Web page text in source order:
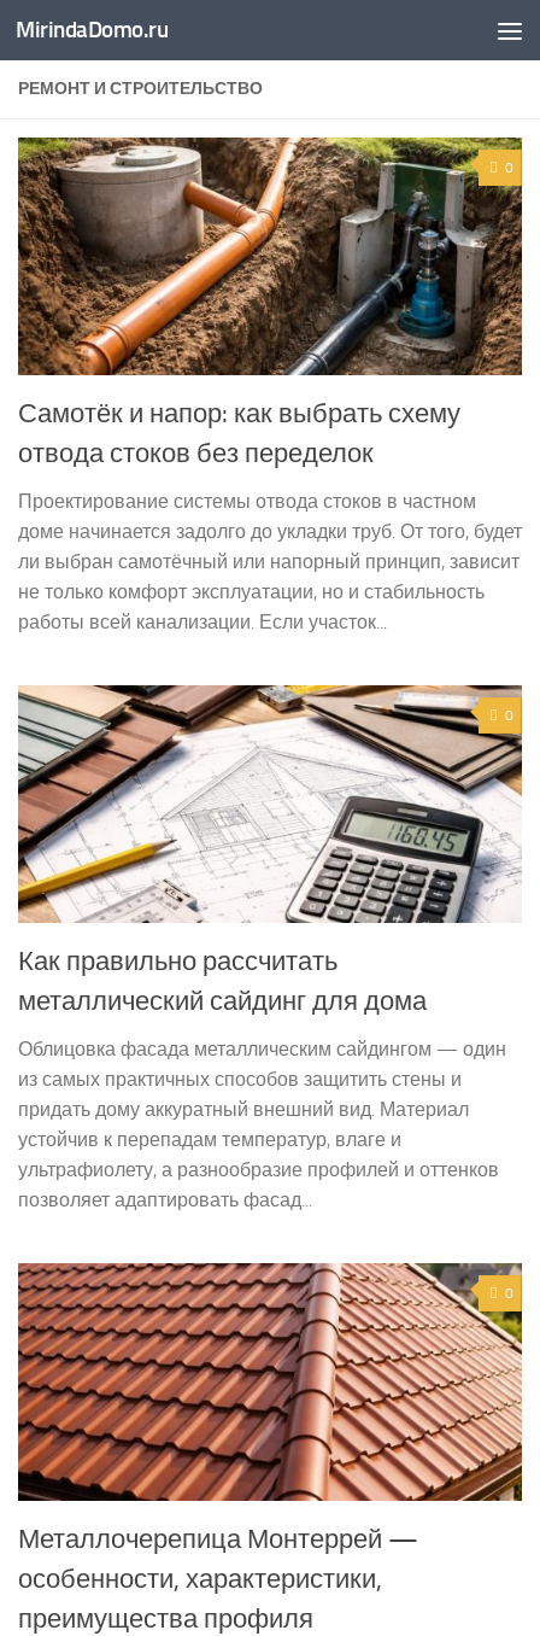
Перейти к содержимому
MirindaDomo.ru
РЕМОНТ И СТРОИТЕЛЬСТВО
0
Самотёк и напор: как выбрать схему
отвода стоков без переделок
Проектирование системы отвода стоков в частном
доме начинается задолго до укладки труб. От того, будет
ли выбран самотёчный или напорный принцип, зависит
не только комфорт эксплуатации, но и стабильность
работы всей канализации. Если участок...
0
Как правильно рассчитать
металлический сайдинг для дома
Облицовка фасада металлическим сайдингом — один
из самых практичных способов защитить стены и
придать дому аккуратный внешний вид. Материал
устойчив к перепадам температур, влаге и
ультрафиолету, а разнообразие профилей и оттенков
позволяет адаптировать фасад...
0
Металлочерепица Монтеррей —
особенности, характеристики,
преимущества профиля